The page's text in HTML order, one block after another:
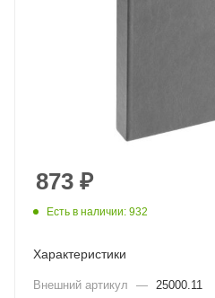
873 ₽
Есть в наличии: 932
Характеристики
Внешний артикул —
25000.11